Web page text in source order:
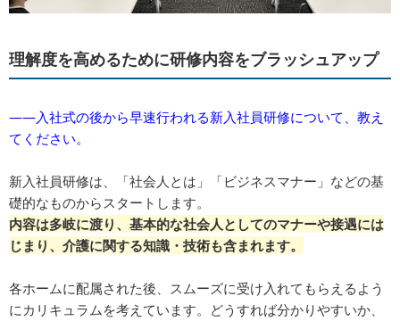
理解度を高めるために研修内容をブラッシュアップ
――入社式の後から早速行われる新入社員研修について、教え
てください。
新入社員研修は、「社会人とは」「ビジネスマナー」などの基
礎的なものからスタートします。
内容は多岐に渡り、基本的な社会人としてのマナーや接遇には
じまり、介護に関する知識・技術も含まれます。
各ホームに配属された後、スムーズに受け入れてもらえるよう
にカリキュラムを考えています。どうすれば分かりやすいか、